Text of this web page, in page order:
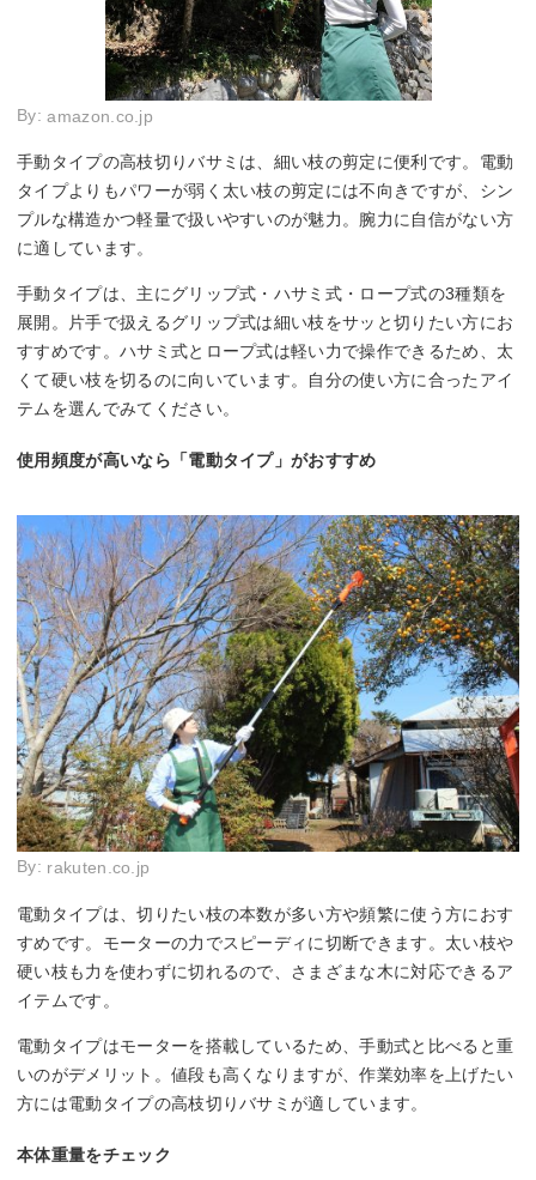
By:amazon.co.jp
手動タイプの高枝切りバサミは、細い枝の剪定に便利です。電動
タイプよりもパワーが弱く太い枝の剪定には不向きですが、シン
プルな構造かつ軽量で扱いやすいのが魅力。腕力に自信がない方
に適しています。
手動タイプは、主にグリップ式・ハサミ式・ロープ式の3種類を
展開。片手で扱えるグリップ式は細い枝をサッと切りたい方にお
すすめです。ハサミ式とロープ式は軽い力で操作できるため、太
くて硬い枝を切るのに向いています。自分の使い方に合ったアイ
テムを選んでみてください。
使用頻度が高いなら「電動タイプ」がおすすめ
By: rakuten.co.jp
電動タイプは、切りたい枝の本数が多い方や頻繁に使う方におす
すめです。モーターの力でスピーディに切断できます。太い枝や
硬い枝も力を使わずに切れるので、さまざまな木に対応できるア
イテムです。
電動タイプはモーターを搭載しているため、手動式と比べると重
いのがデメリット。値段も高くなりますが、作業効率を上げたい
方には電動タイプの高枝切りバサミが適しています。
本体重量をチェック